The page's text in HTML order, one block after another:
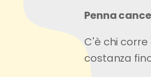
Penna
C'è chi
costanza